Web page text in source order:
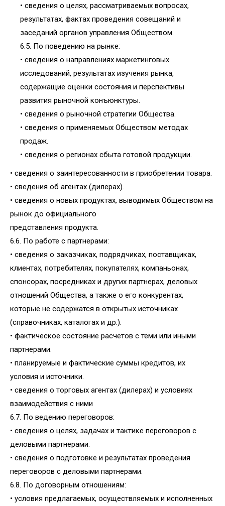
• сведения о целях, рассматриваемых вопросах,
результатах, фактах проведения совещаний и
заседаний органов управления Обществом.
6.5. По поведению на рынке:
• сведения о направлениях маркетинговых
исследований, результатах изучения рынка,
содержащие оценки состояния и перспективы
развития рыночной конъюнктуры.
• сведения о рыночной стратегии Общества.
• сведения о применяемых Обществом методах
продаж.
• сведения о регионах сбыта готовой продукции.
• сведения о заинтересованности в приобретении товара.
• сведения об агентах (дилерах).
• сведения о новых продуктах, выводимых Обществом на
рынок до официального
представления продукта.
6.6. По работе с партнерами:
• сведения о заказчиках, подрядчиках, поставщиках,
клиентах, потребителях, покупателях, компаньонах,
спонсорах, посредниках и других партнерах, деловых
отношений Общества, а также о его конкурентах,
которые не содержатся в открытых источниках
(справочниках, каталогах и др.).
• фактическое состояние расчетов с теми или иными
партнерами.
• планируемые и фактические суммы кредитов, их
условия и источники.
• сведения о торговых агентах (дилерах) и условиях
взаимодействия с ними
6.7. По ведению переговоров:
• сведения о целях, задачах и тактике переговоров с
деловыми партнерами.
• сведения о подготовке и результатах проведения
переговоров с деловыми партнерами.
6.8. По договорным отношениям:
• условия предлагаемых, осуществляемых и исполненных